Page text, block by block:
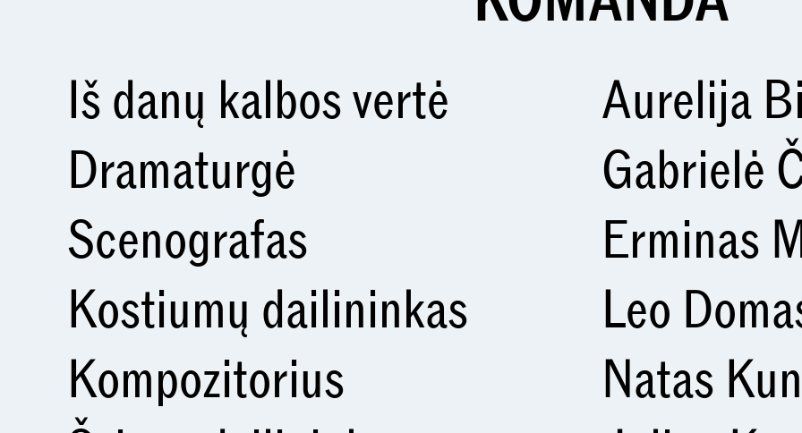
Iš danų kalbos vertė
Aurelija
Dramaturgė
Gabrielė
Scenografas
Erminas
Kostiumų dailininkas
Leo
Kompozitorius
Natas